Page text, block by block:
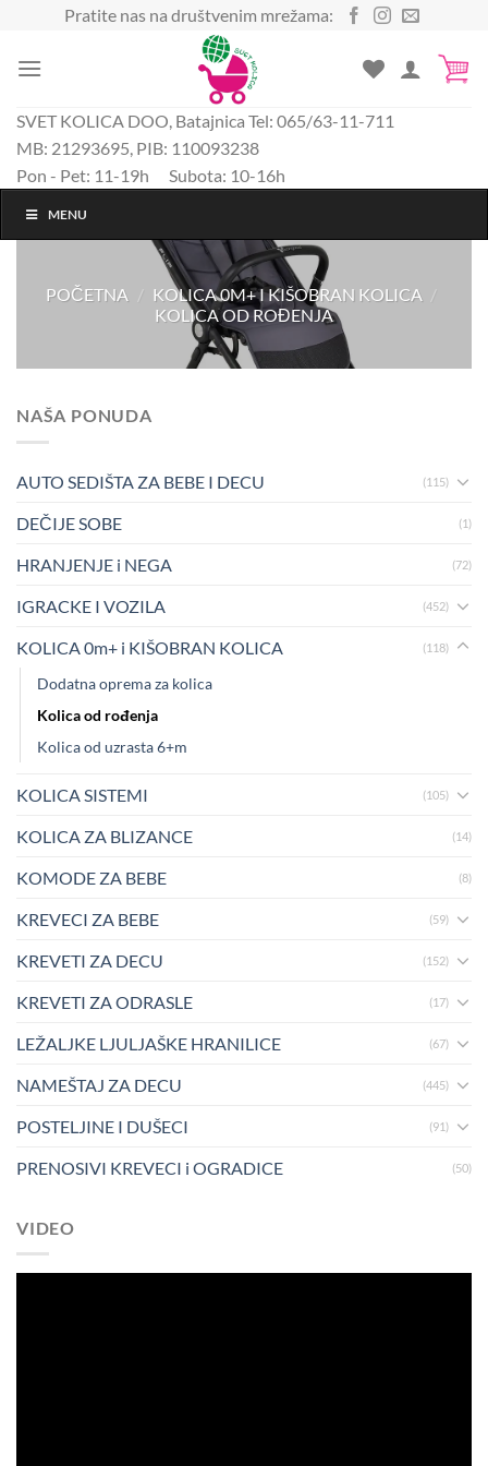
sadržaj
Pratite nas na društvenim mrežama:
SVET KOLICA DOO, Batajnica Tel: 065/63-11-711
MB: 21293695, PIB: 110093238
Pon - Pet: 11-19h Subota: 10-16h
MENU
POČETNA / KOLICA 0M+ I KIŠOBRAN KOLICA /
KOLICA OD ROĐENJA
NAŠA PONUDA
AUTO SEDIŠTA ZA BEBE I DECU (115)
DEČIJE SOBE (1)
HRANJENJE i NEGA (72)
IGRACKE I VOZILA (452)
KOLICA 0m+ i KIŠOBRAN KOLICA (118)
Dodatna oprema za kolica
Kolica od rođenja
Kolica od uzrasta 6+m
KOLICA SISTEMI (105)
KOLICA ZA BLIZANCE (14)
KOMODE ZA BEBE (8)
KREVECI ZA BEBE (59)
KREVETI ZA DECU (152)
KREVETI ZA ODRASLE (17)
LEŽALJKE LJULJAŠKE HRANILICE (67)
NAMEŠTAJ ZA DECU (445)
POSTELJINE I DUŠECI (91)
PRENOSIVI KREVECI i OGRADICE (50)
VIDEO